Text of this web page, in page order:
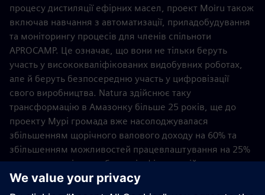
процесу дистиляції ефірних масел, проект Moiru також
включав навчання з автоматизації, приладобудування
та моніторингу процесів для членів спільноти
APROCAMP. Це означає, що вони не тільки беруть
участь у висококваліфікованих видобувних роботах,
але й беруть безпосередню участь у цифровізації
свого виробництва. Natura здійснює таку
трансформацію в Амазонку більше 25 років, ще до
проекту Мурі громада вже насолоджувалася
збільшенням щорічного валового доходу на 60% та
збільшенням можливостей працевлаштування на 25%
завдяки участі у виробництві ефірних олій.
Тепер, коли проект Moiru успішно пройшов